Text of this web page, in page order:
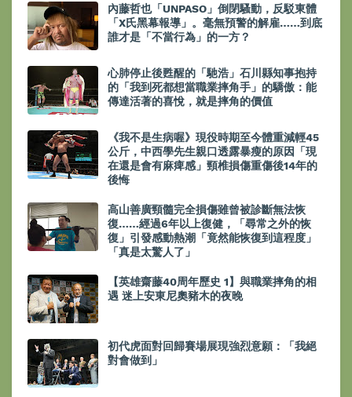
內藤哲也「UNPASO」倒閉騷動，反駁東體
「X氏黑幕報導」。毫無預警的解雇……到底
誰才是「不當行為」的一方？
心肺停止後甦醒的「馳浩」石川縣知事抱持
的「我到死都想當職業摔角手」的驕傲：能
傳達活著的喜悅，就是摔角的價值
《我不是生病喔》現役時期至今體重減輕45
公斤，中西學先生親口透露暴瘦的原因「現
在還是會有麻痺感」頸椎損傷重傷後14年的
後悔
高山善廣頸髓完全損傷雖曾被診斷無法恢
復……經過6年以上復健，「尋常之外的恢
復」引發感動熱潮「竟然能恢復到這程度」
「真是太驚人了」
【英雄齋藤40周年歷史 1】與職業摔角的相
遇 迷上安東尼奧豬木的夜晚
初代虎面對回歸賽場展現強烈意願：「我絕
對會做到」